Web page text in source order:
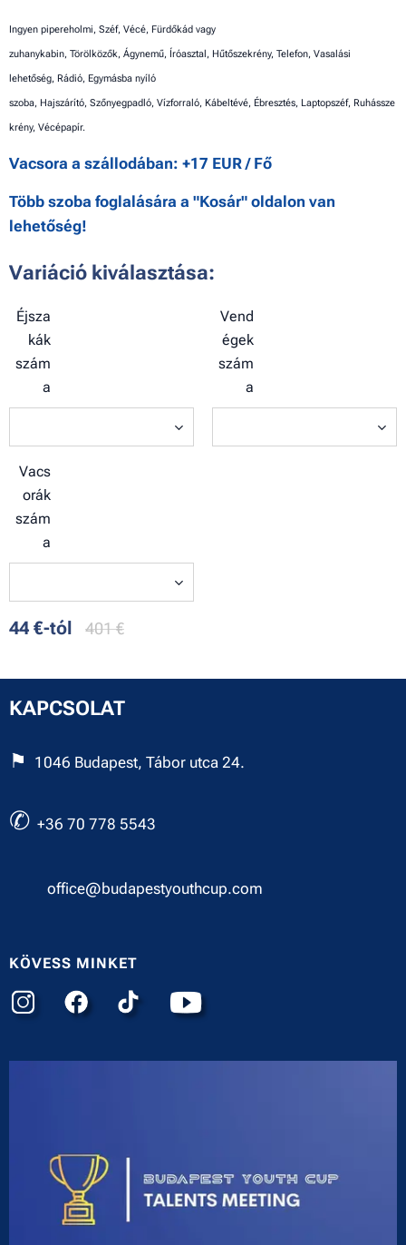
Ingyen pipereholmi, Széf, Vécé, Fürdőkád vagy
zuhanykabin, Törölközők, Ágynemű, Íróasztal, Hűtőszekrény, Telefon, Vasalási
lehetőség, Rádió, Egymásba nyíló
szoba, Hajszárító, Szőnyegpadló, Vízforraló, Kábeltévé, Ébresztés, Laptopszéf, Ruhássze
krény, Vécépapír.
Vacsora a szállodában: +17 EUR / Fő
Több szoba foglalására a "Kosár" oldalon van
lehetőség!
Variáció kiválasztása:
Éjsza
kák
szám
a
Vend
égek
szám
a
Vacs
orák
szám
a
44 €-tól 401€
KAPCSOLAT
⚑ 1046 Budapest, Tábor utca 24.
✆ +36 70 778 5543
office@budapestyouthcup.com
KÖVESS MINKET